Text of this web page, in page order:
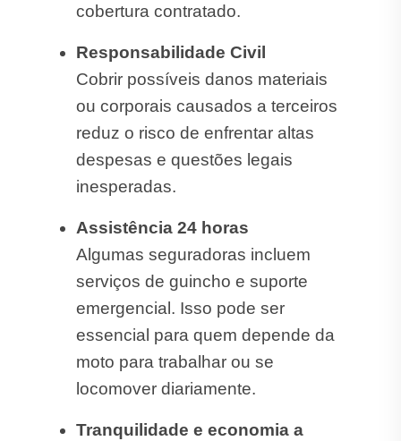
cobertura contratado.
Responsabilidade Civil
Cobrir possíveis danos materiais
ou corporais causados a terceiros
reduz o risco de enfrentar altas
despesas e questões legais
inesperadas.
Assistência 24 horas
Algumas seguradoras incluem
serviços de guincho e suporte
emergencial. Isso pode ser
essencial para quem depende da
moto para trabalhar ou se
locomover diariamente.
Tranquilidade e economia a